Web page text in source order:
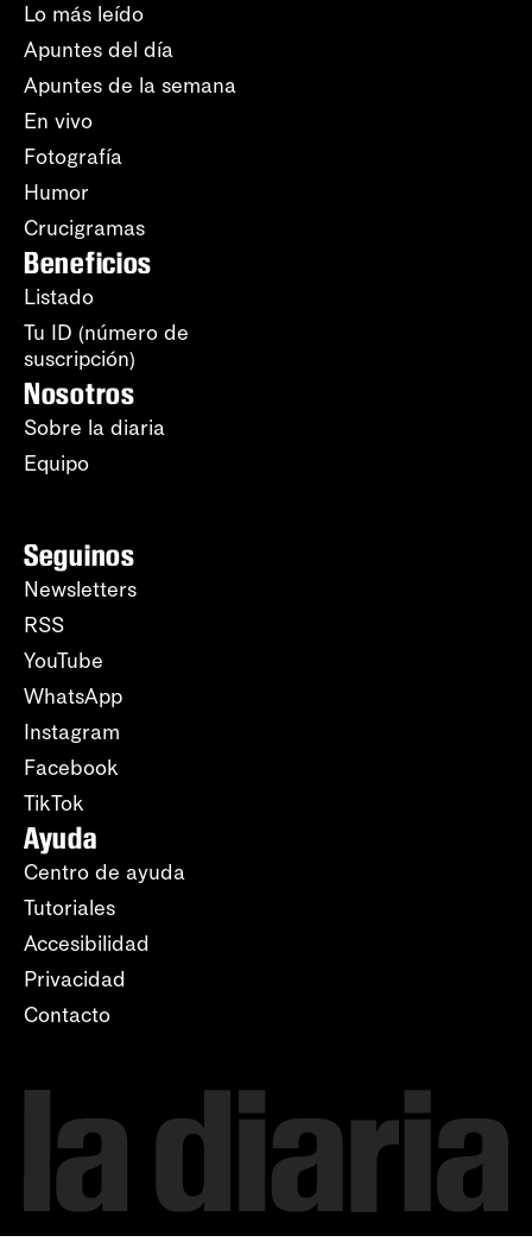
Lo más leído
Apuntes del día
Apuntes de la semana
En vivo
Fotografía
Humor
Crucigramas
Beneficios
Listado
Tu ID (número de
suscripción)
Nosotros
Sobre la diaria
Equipo
Seguinos
Newsletters
RSS
YouTube
WhatsApp
Instagram
Facebook
TikTok
Ayuda
Centro de ayuda
Tutoriales
Accesibilidad
Privacidad
Contacto